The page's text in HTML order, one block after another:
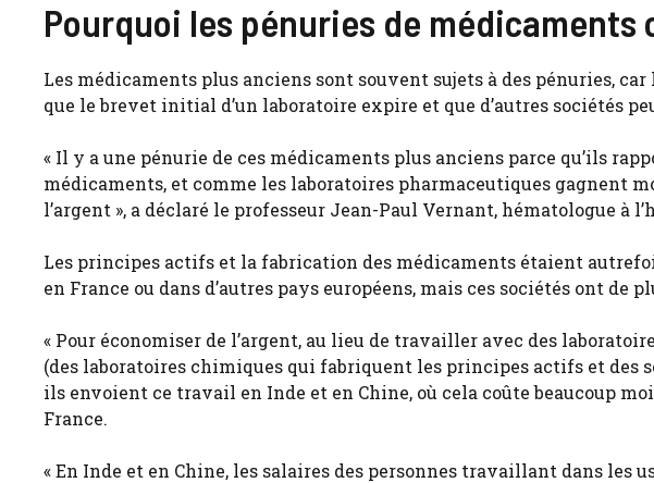
Pourquoi les pénuries de médicaments
Les médicaments plus anciens sont souvent sujets à des pénuries,
que le brevet initial d’un laboratoire expire et que d’autres sociétés
« Il y a une pénurie de ces médicaments plus anciens parce qu’ils
médicaments, et comme les laboratoires pharmaceutiques gagnent
l’argent », a déclaré le professeur Jean-Paul Vernant, hématologue à
Les principes actifs et la fabrication des médicaments étaient
en France ou dans d’autres pays européens, mais ces sociétés ont
« Pour économiser de l’argent, au lieu de travailler avec des
(des laboratoires chimiques qui fabriquent les principes actifs et
ils envoient ce travail en Inde et en Chine, où cela coûte beaucoup
France.
« En Inde et en Chine, les salaires des personnes travaillant dans les